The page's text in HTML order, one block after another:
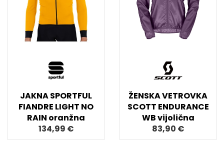
JAKNA SPORTFUL
FIANDRE LIGHT NO
RAIN oranžna
134,99 €
ŽENSKA VETROVKA
SCOTT ENDURANCE
WB vijolična
83,90 €